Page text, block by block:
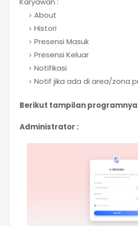
About
Histori
Presensi Masuk
Presensi Keluar
Notifikasi
Notif jika ada di area/zona
Berikut tampilan programnya
Administrator :